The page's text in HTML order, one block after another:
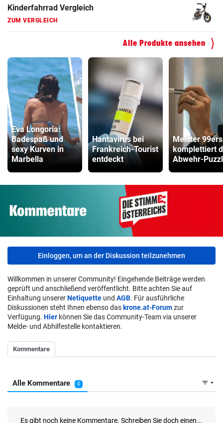
Kinderfahrrad Vergleich
ZUM VERGLEICH
Alle Produkte ansehen
Eva Longoria:
Badespaß und
sexy Kurven in
Marbella
Hantavirus bei
Frankreich-Tourist
entdeckt
Meister 99ers
komplettiert
Abwehr-
Einloggen, um an der Diskussion teilzunehmen
Willkommen in unserer Community! Eingehende Beiträge werden
geprüft und anschließend veröffentlicht. Bitte achten Sie auf
Einhaltung unsererNetiquette und AGB. Für ausführliche
Diskussionen steht Ihnen ebenso das krone.at-Forumzur
Verfügung. Hier können Sie das Community-Team via unserer
Melde- und Abhilfestelle kontaktieren.